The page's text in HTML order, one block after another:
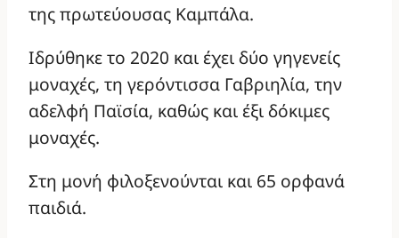
της πρωτεύουσας Καμπάλα.
Ιδρύθηκε το 2020 και έχει δύο γηγενείς
μοναχές, τη γερόντισσα Γαβριηλία, την
αδελφή Παϊσία, καθώς και έξι δόκιμες
μοναχές.
Στη μονή φιλοξενούνται και 65 ορφανά
παιδιά.